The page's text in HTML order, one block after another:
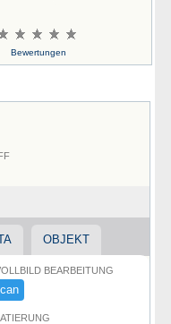
Bewertungen
OBJEKT
BEARBEITUNG